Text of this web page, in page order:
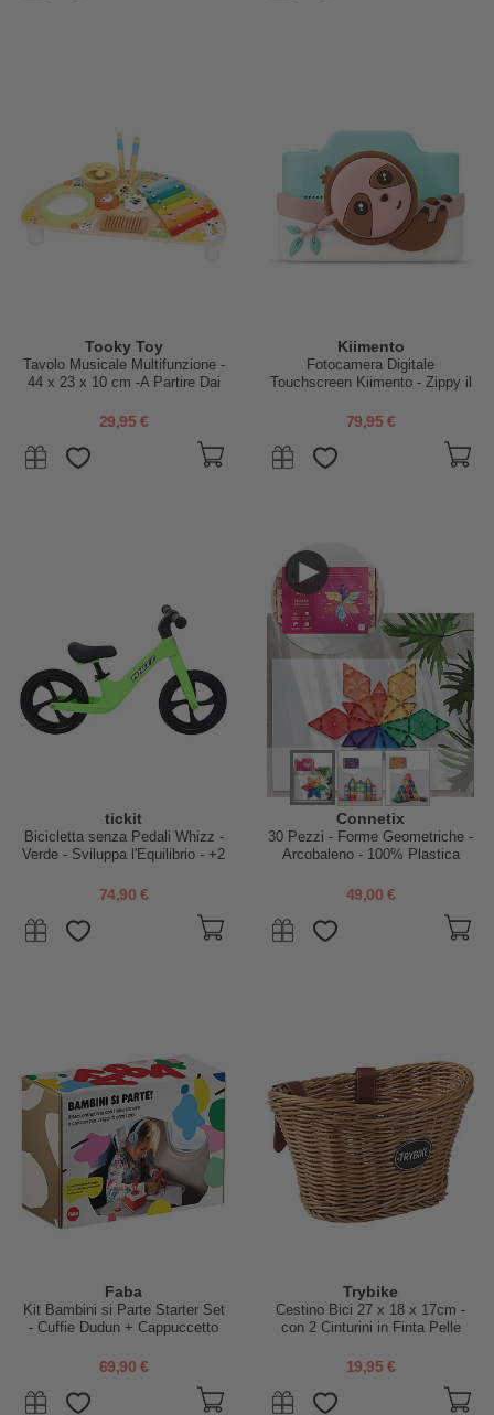
Tooky Toy
Tavolo Musicale Multifunzione -
44 x 23 x 10 cm -A Partire Dai
29,95 €
Kiimento
Fotocamera Digitale
Touchscreen Kiimento - Zippy il
Anni
79,95 €
tickit
Bicicletta senza Pedali Whizz -
Verde - Sviluppa l'Equilibrio - +2
74,90 €
Connetix
30 Pezzi - Forme Geometriche -
Arcobaleno - 100% Plastica
STEM!
49,00 €
Faba
Kit Bambini si Parte Starter Set
- Cuffie Dudun + Cappuccetto
69,90 €
Trybike
Cestino Bici 27 x 18 x 17cm -
con 2 Cinturini in Finta Pelle
19,95 €